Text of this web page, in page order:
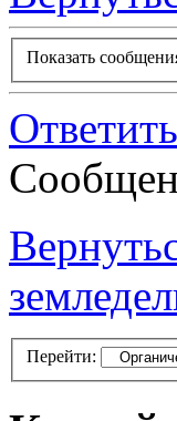
Показать
Ответить
Перейти: